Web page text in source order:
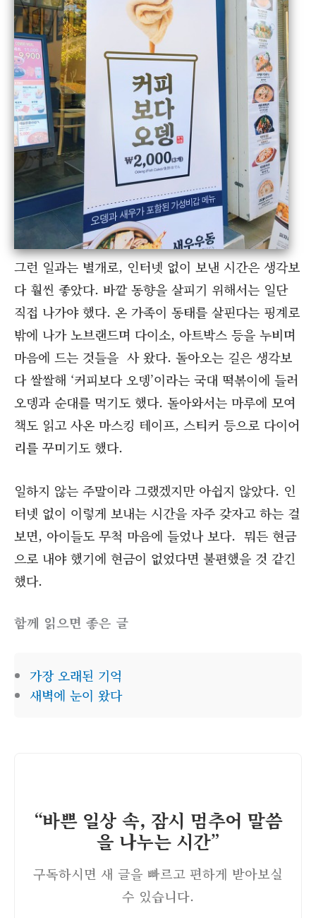
그런 일과는 별개로, 인터넷 없이 보낸 시간은 생각보
다 훨씬 좋았다. 바깥 동향을 살피기 위해서는 일단
직접 나가야 했다. 온 가족이 동태를 살핀다는 핑계로
밖에 나가 노브랜드며 다이소, 아트박스 등을 누비며
마음에 드는 것들을 사 왔다. 돌아오는 길은 생각보
다 쌀쌀해 ‘커피보다 오뎅’이라는 국대 떡볶이에 들러
오뎅과 순대를 먹기도 했다. 돌아와서는 마루에 모여
책도 읽고 사온 마스킹 테이프, 스티커 등으로 다이어
리를 꾸미기도 했다.
일하지 않는 주말이라 그랬겠지만 아쉽지 않았다. 인
터넷 없이 이렇게 보내는 시간을 자주 갖자고 하는 걸
보면, 아이들도 무척 마음에 들었나 보다. 뭐든 현금
으로 내야 했기에 현금이 없었다면 불편했을 것 같긴
했다.
함께 읽으면 좋은 글
가장 오래된 기억
새벽에 눈이 왔다
“바쁜 일상 속, 잠시 멈추어 말씀
을 나누는 시간”
구독하시면 새 글을 빠르고 편하게 받아보실
수 있습니다.